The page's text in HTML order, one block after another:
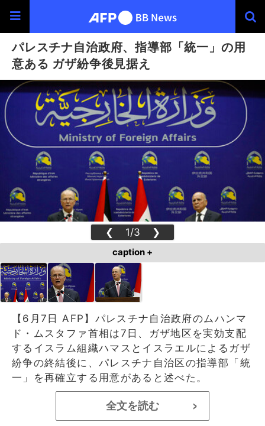
パレスチナ自治政府、指導部「統一」の用
意ある ガザ紛争後見据え
❮ 1/3 ❯
caption +
【6月7日 AFP】パレスチナ自治政府のムハンマ
ド・ムスタファ首相は7日、ガザ地区を実効支配
するイスラム組織ハマスとイスラエルによるガザ
紛争の終結後に、パレスチナ自治区の指導部「統
一」を再確立する用意があると述べた。
全文を読む >